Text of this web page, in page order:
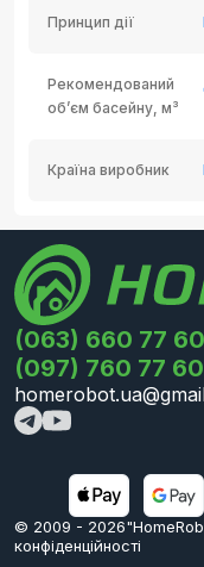
Принцип дії
Рекомендований
об’єм басейну, м³
Країна виробник
(063) 660 77 60
(097) 760 77 60
© 2009 - 2026
конфіденційності